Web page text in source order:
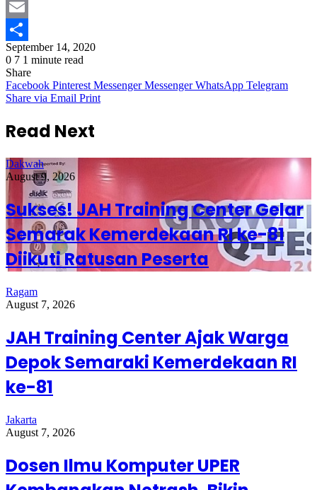
Twitter
Email
Share
September 14, 2020
0 7 1 minute read
Share
Facebook Pinterest Messenger Messenger WhatsApp Telegram
Share via Email Print
Read Next
Dakwah
August 9, 2026
Sukses! JAH Training Center Gelar
Semarak Kemerdekaan RI ke-81
Diikuti Ratusan Peserta
Ragam
August 7, 2026
JAH Training Center Ajak Warga
Depok Semaraki Kemerdekaan RI
ke-81
Jakarta
August 7, 2026
Dosen Ilmu Komputer UPER